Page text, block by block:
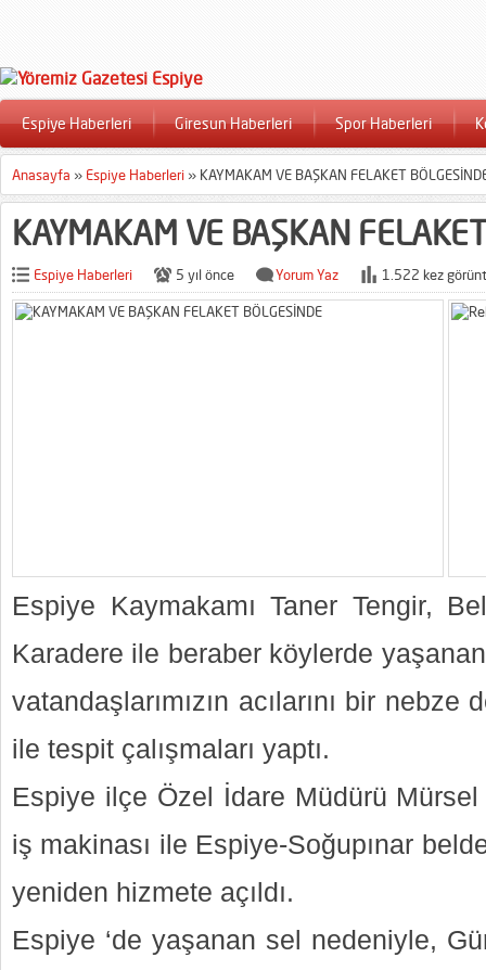
Espiye Haberleri Giresun Haberleri Spor Haberleri
Anasayfa » Espiye Haberleri » KAYMAKAM VE BAŞKAN FELAKET
KAYMAKAM VE BAŞKAN
Espiye Haberleri 5 yıl önce Yorum Yaz 1.522 kez
Espiye Kaymakamı Taner Tengir,
Karadere ile beraber köylerde
vatandaşlarımızın acılarını bir
ile tespit çalışmaları yaptı.
Espiye ilçe Özel İdare Müdürü
iş makinası ile Espiye-Soğupınar
yeniden hizmete açıldı.
Espiye ‘de yaşanan sel nedeniyle,